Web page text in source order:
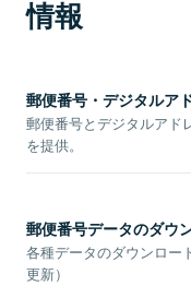
情報
郵便番号・デジタルア
郵便番号とデジタルアド
を提供。
郵便番号データのダウ
各種データのダウンロー
更新）